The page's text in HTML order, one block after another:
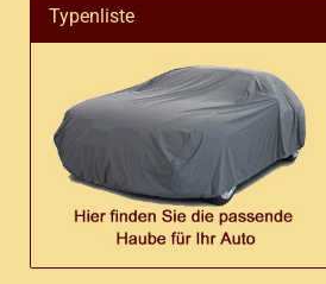
Typenliste